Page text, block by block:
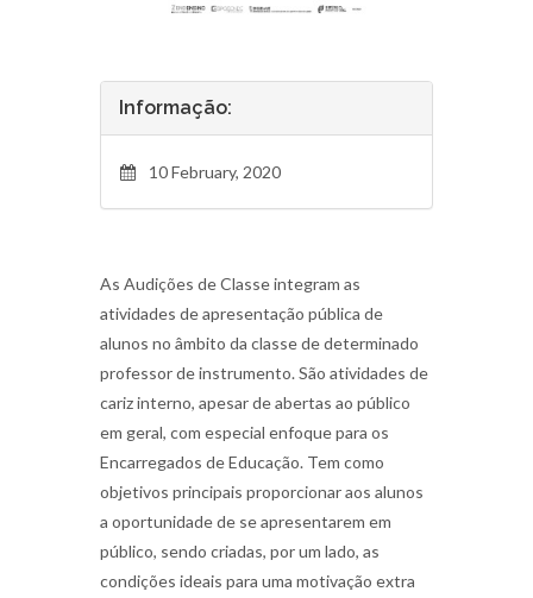
Informação:
10 February, 2020
As Audições de Classe integram as
atividades de apresentação pública de
alunos no âmbito da classe de determinado
professor de instrumento. São atividades de
cariz interno, apesar de abertas ao público
em geral, com especial enfoque para os
Encarregados de Educação. Tem como
objetivos principais proporcionar aos alunos
a oportunidade de se apresentarem em
público, sendo criadas, por um lado, as
condições ideais para uma motivação extra